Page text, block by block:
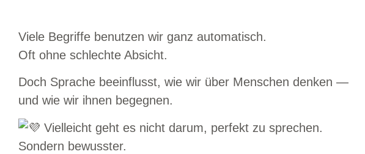
Viele Begriffe benutzen wir ganz automatisch.
Oft ohne schlechte Absicht.
Doch Sprache beeinflusst, wie wir über Menschen denken —
und wie wir ihnen begegnen.
Vielleicht geht es nicht darum, perfekt zu sprechen.
Sondern bewusster.